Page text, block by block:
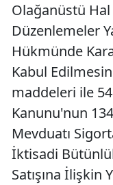
Olağanüstü Hal
Düzenlemeler
Hükmünde
Kabul
maddeleri ile
Kanunu'nun
Mevduatı
İktisadi
Satışına İlişkin